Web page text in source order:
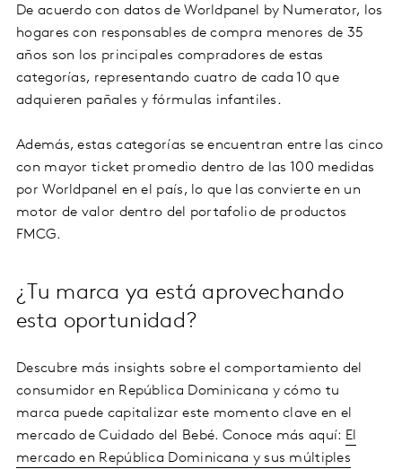
De acuerdo con datos de Worldpanel by Numerator, los
hogares con responsables de compra menores de 35
años son los principales compradores de estas
categorías, representando cuatro de cada 10 que
adquieren pañales y fórmulas infantiles.
Además, estas categorías se encuentran entre las cinco
con mayor ticket promedio dentro de las 100 medidas
por Worldpanel en el país, lo que las convierte en un
motor de valor dentro del portafolio de productos
FMCG.
¿Tu marca ya está aprovechando
esta oportunidad?
Descubre más insights sobre el comportamiento del
consumidor en República Dominicana y cómo tu
marca puede capitalizar este momento clave en el
mercado de Cuidado del Bebé. Conoce más aquí: El
mercado en República Dominicana y sus múltiples